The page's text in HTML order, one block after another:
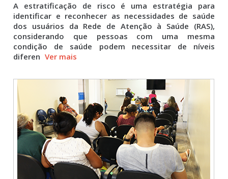
A estratificação de risco é uma estratégia para
identificar e reconhecer as necessidades de saúde
dos usuários da Rede de Atenção à Saúde (RAS),
considerando que pessoas com uma mesma
condição de saúde podem necessitar de níveis
diferen Ver mais